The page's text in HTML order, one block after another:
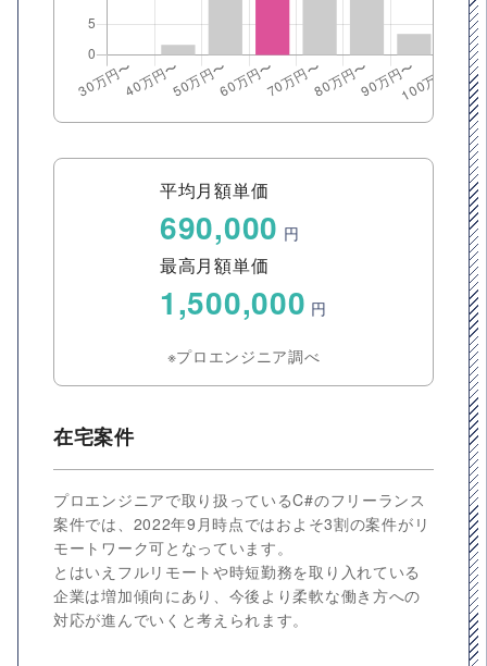
平均月額単価
690,000 円
最高月額単価
1,500,000 円
※プロエンジニア調べ
在宅案件
プロエンジニアで取り扱っているC#のフリーランス
案件では、2022年9月時点ではおよそ3割の案件がリ
モートワーク可となっています。
とはいえフルリモートや時短勤務を取り入れている
企業は増加傾向にあり、今後より柔軟な働き方への
対応が進んでいくと考えられます。